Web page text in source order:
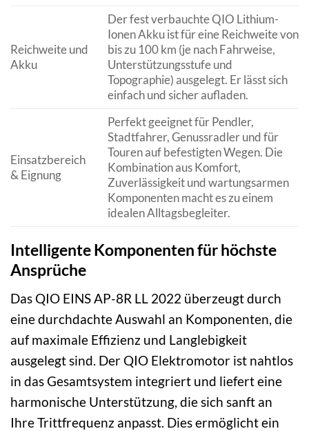
Reichweite und
Akku
Der fest verbauchte QIO Lithium-
Ionen Akku ist für eine Reichweite von
bis zu 100 km (je nach Fahrweise,
Unterstützungsstufe und
Topographie) ausgelegt. Er lässt sich
einfach und sicher aufladen.
Einsatzbereich
& Eignung
Perfekt geeignet für Pendler,
Stadtfahrer, Genussradler und für
Touren auf befestigten Wegen. Die
Kombination aus Komfort,
Zuverlässigkeit und wartungsarmen
Komponenten macht es zu einem
idealen Alltagsbegleiter.
Intelligente Komponenten für höchste
Ansprüche
Das QIO EINS AP-8R LL 2022 überzeugt durch
eine durchdachte Auswahl an Komponenten, die
auf maximale Effizienz und Langlebigkeit
ausgelegt sind. Der QIO Elektromotor ist nahtlos
in das Gesamtsystem integriert und liefert eine
harmonische Unterstützung, die sich sanft an
Ihre Trittfrequenz anpasst. Dies ermöglicht ein